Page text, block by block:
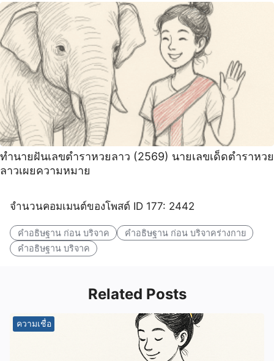
ทำนายฝันเลขตำราหวยลาว (2569) นายเลขเด็ดตำราหวย
ลาวเผยความหมาย
จำนวนคอมเมนต์ของโพสต์ ID 177: 2442
คําอธิษฐาน ก่อน บริจาค
คําอธิษฐาน ก่อน บริจาคร่างกาย
คําอธิษฐาน บริจาค
Related Posts
ความเชื่อ